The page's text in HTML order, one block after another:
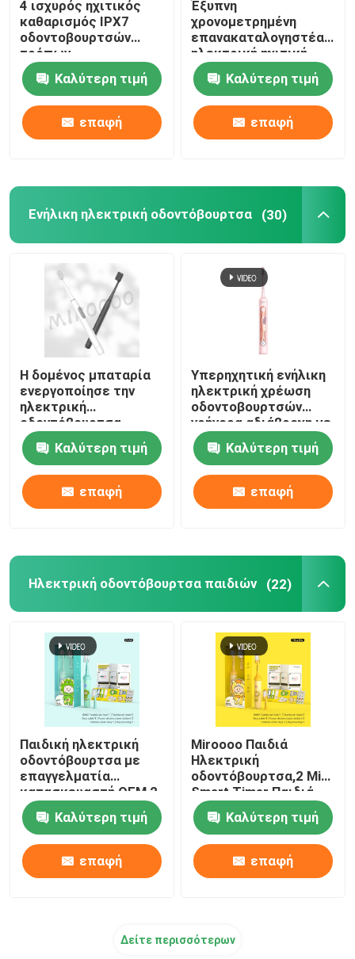
4 ισχυρός ηχιτικός
καθαρισμός IPX7
οδοντοβουρτσών
τρόπων
επανακαταλογηστέος
ηλεκτρικός
αδιάβροχος
Καλύτερη τιμή
επαφή
Έξυπνη
χρονομετρημένη
επανακαταλογηστέα
ηλεκτρική ηχιτική
ασύρματη χρέωση
οδοντοβουρτσών
αδιάβροχη
Καλύτερη τιμή
επαφή
Ενήλικη ηλεκτρική οδοντόβουρτσα (30)
Η δομένος μπαταρία
ενεργοποίησε την
ηλεκτρική
οδοντόβουρτσα
12000 VPM με τις
σκληρές τρίχες της
Dupont
Καλύτερη τιμή
επαφή
Υπερηχητική ενήλικη
ηλεκτρική χρέωση
οδοντοβουρτσών
γρήγορα αδιάβροχη με
4 τρόπους
Καλύτερη τιμή
επαφή
Ηλεκτρική οδοντόβουρτσα παιδιών (22)
Παιδική ηλεκτρική
οδοντόβουρτσα με
επαγγελματία
κατασκευαστή OEM,2
Min Smart Timer
Παιδική ηλεκτρική
οδοντόβουρτσα
Καλύτερη τιμή
επαφή
Miroooo Παιδιά
Ηλεκτρική
οδοντόβουρτσα,2 Min
Smart Timer Παιδιά
Ηλεκτρική
οδοντόβουρτσα
Καλύτερη τιμή
επαφή
Δείτε περισσότερων